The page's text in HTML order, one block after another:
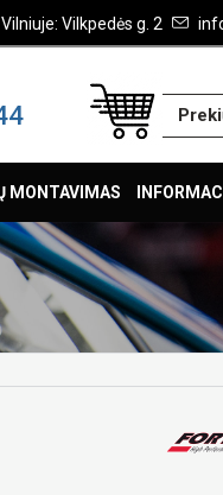
Vilkpedės g. 2
MONTAVIMAS